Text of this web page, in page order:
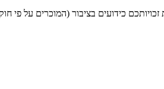
כידועים בציבור (המוכרים על פי